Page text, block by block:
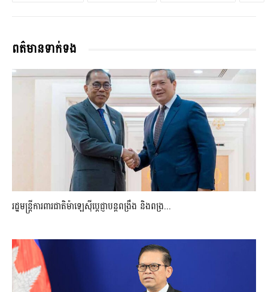
ពត៌មានទាក់ទង
រដ្ឋមន្ត្រីការពារជាតិម៉ាឡេស៊ីប្ដេជ្ញាបន្តពង្រឹង និងពង្រ...